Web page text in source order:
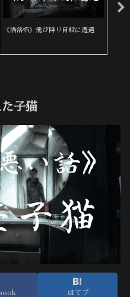
《洒落怖》繋がり
た子猫
はてブ